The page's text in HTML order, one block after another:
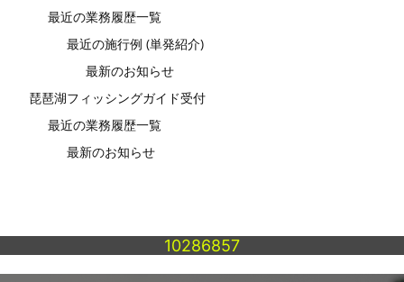
最近の業務履歴一覧
最近の施行例 (単発紹介)
最新のお知らせ
琵琶湖フィッシングガイド受付
最近の業務履歴一覧
最新のお知らせ
10286857